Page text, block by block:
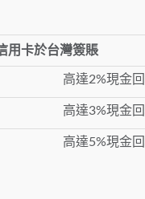
用卡於台灣簽賬
高達2%現金
高達3%現金
高達5%現金